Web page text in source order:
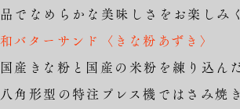
品でなめらかな美味しさをお楽しみ
和バターサンド〈きな粉あずき〉
国産きな粉と国産の米粉を練り込ん
八角形型の特注プレス機ではさみ焼